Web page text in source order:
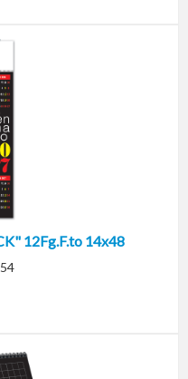
12Fg.F.to 14x48